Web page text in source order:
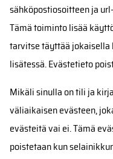
sähköpostiosoitteen ja
Tämä toiminto lisää
tarvitse täyttää
lisätessä. Evästetieto
Mikäli sinulla on tili ja
väliaikaisen evästeen,
evästeitä vai ei. Tämä
poistetaan kun